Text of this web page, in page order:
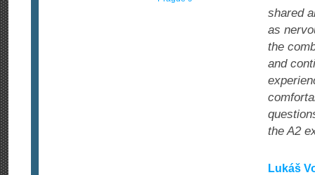
shared
as
the
and
the A2
Lukáš